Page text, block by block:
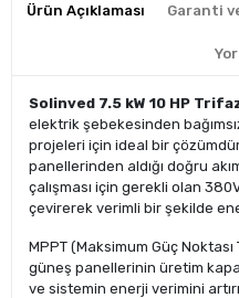
Ürün Açıklaması Garanti
Solinved 7.5 kW 10 HP
elektrik şebekesinden
projeleri için ideal bir
panellerinden aldığı doğru
çalışması için gerekli olan
çevirerek verimli bir şekilde
MPPT (Maksimum Güç
güneş panellerinin üretim
ve sistemin enerji verimini